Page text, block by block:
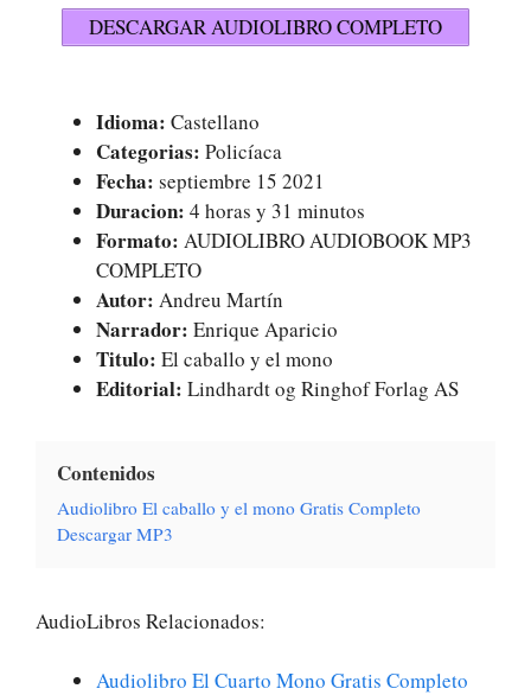
DESCARGAR AUDIOLIBRO COMPLETO
Idioma: Castellano
Categorias: Policíaca
Fecha: septiembre 15 2021
Duracion: 4 horas y 31 minutos
Formato: AUDIOLIBRO AUDIOBOOK MP3
COMPLETO
Autor: Andreu Martín
Narrador: Enrique Aparicio
Titulo: El caballo y el mono
Editorial: Lindhardt og Ringhof Forlag AS
Contenidos
Audiolibro El caballo y el mono Gratis Completo
Descargar MP3
AudioLibros Relacionados:
Audiolibro El Cuarto Mono Gratis Completo